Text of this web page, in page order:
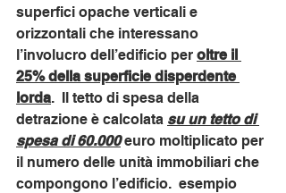
superfici opache verticali e
orizzontali che interessano
l’involucro dell’edificio per oltre il
25% della superficie disperdente
lorda.  Il tetto di spesa della
detrazione è calcolata su un tetto di
spesa di 60.000 euro moltiplicato per
il numero delle unità immobiliari che
compongono l’edificio.  esempio